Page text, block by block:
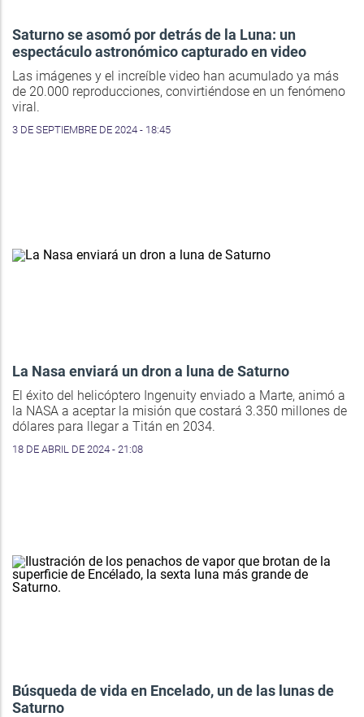
Saturno se asomó por detrás de la Luna: un
espectáculo astronómico capturado en video
Las imágenes y el increíble video han acumulado ya más
de 20.000 reproducciones, convirtiéndose en un fenómeno
viral.
3 DE SEPTIEMBRE DE 2024 - 18:45
La Nasa enviará un dron a luna de Saturno
El éxito del helicóptero Ingenuity enviado a Marte, animó a
la NASA a aceptar la misión que costará 3.350 millones de
dólares para llegar a Titán en 2034.
18 DE ABRIL DE 2024 - 21:08
Búsqueda de vida en Encelado, un de las lunas de
Saturno